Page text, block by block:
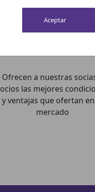
Ofrecen a nuestras
las mejores
y ventajas que ofertan
mercado